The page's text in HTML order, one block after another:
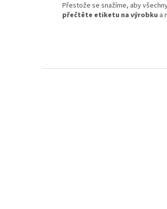
Přestože se snažíme, aby
přečtěte etiketu na výrobku a